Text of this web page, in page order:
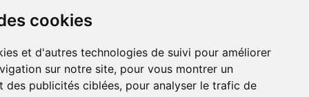
cookies
et d'autres technologies de suivi pour améliorer
sur notre site, pour vous montrer un
des publicités ciblées, pour analyser le trafic de